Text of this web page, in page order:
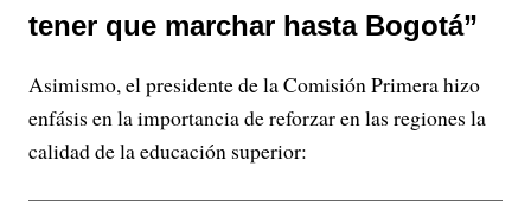
tener que marchar hasta Bogotá”
Asimismo, el presidente de la Comisión Primera hizo
enfásis en la importancia de reforzar en las regiones la
calidad de la educación superior: